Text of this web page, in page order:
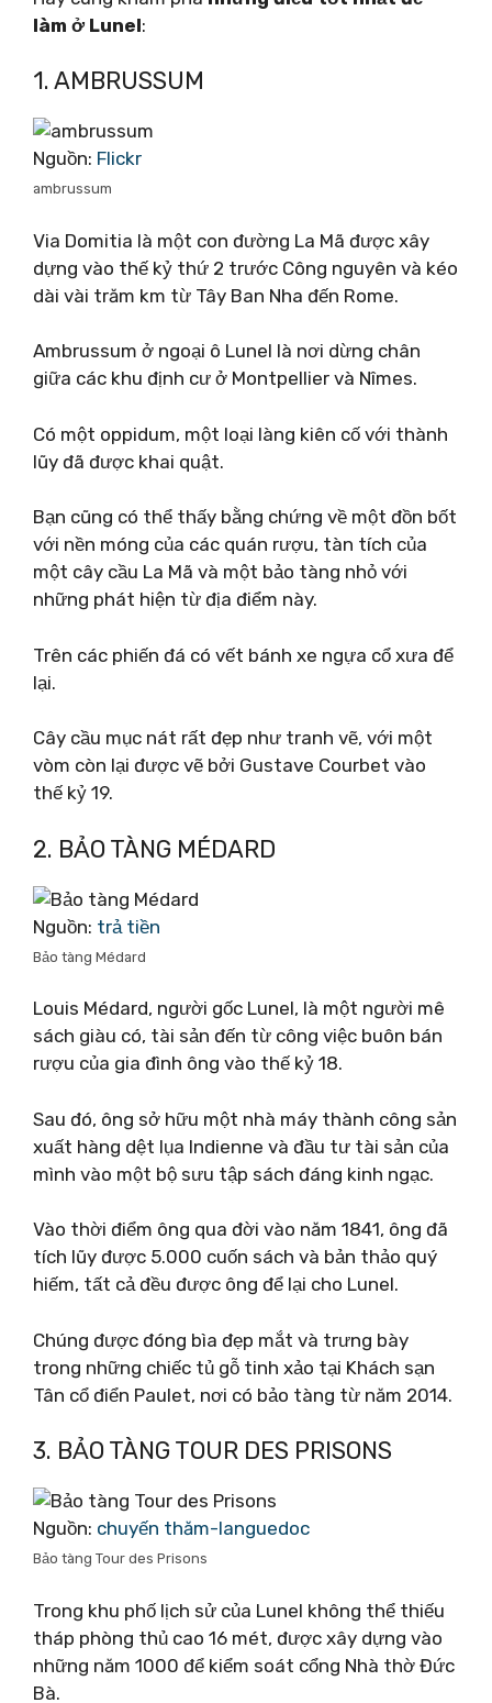
làm ở Lunel:
1. AMBRUSSUM
Nguồn: Flickr
ambrussum
Via Domitia là một con đường La Mã được xây
dựng vào thế kỷ thứ 2 trước Công nguyên và kéo
dài vài trăm km từ Tây Ban Nha đến Rome.
Ambrussum ở ngoại ô Lunel là nơi dừng chân
giữa các khu định cư ở Montpellier và Nîmes.
Có một oppidum, một loại làng kiên cố với thành
lũy đã được khai quật.
Bạn cũng có thể thấy bằng chứng về một đồn bốt
với nền móng của các quán rượu, tàn tích của
một cây cầu La Mã và một bảo tàng nhỏ với
những phát hiện từ địa điểm này.
Trên các phiến đá có vết bánh xe ngựa cổ xưa để
lại.
Cây cầu mục nát rất đẹp như tranh vẽ, với một
vòm còn lại được vẽ bởi Gustave Courbet vào
thế kỷ 19.
2. BẢO TÀNG MÉDARD
Nguồn: trả tiền
Bảo tàng Médard
Louis Médard, người gốc Lunel, là một người mê
sách giàu có, tài sản đến từ công việc buôn bán
rượu của gia đình ông vào thế kỷ 18.
Sau đó, ông sở hữu một nhà máy thành công sản
xuất hàng dệt lụa Indienne và đầu tư tài sản của
mình vào một bộ sưu tập sách đáng kinh ngạc.
Vào thời điểm ông qua đời vào năm 1841, ông đã
tích lũy được 5.000 cuốn sách và bản thảo quý
hiếm, tất cả đều được ông để lại cho Lunel.
Chúng được đóng bìa đẹp mắt và trưng bày
trong những chiếc tủ gỗ tinh xảo tại Khách sạn
Tân cổ điển Paulet, nơi có bảo tàng từ năm 2014.
3. BẢO TÀNG TOUR DES PRISONS
Nguồn: chuyến thăm-languedoc
Bảo tàng Tour des Prisons
Trong khu phố lịch sử của Lunel không thể thiếu
tháp phòng thủ cao 16 mét, được xây dựng vào
những năm 1000 để kiểm soát cổng Nhà thờ Đức
Bà.